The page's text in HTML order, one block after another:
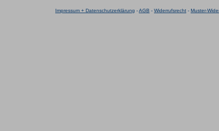
Impressum + Datenschutzerklärung -AGB - Widerrufsrecht - Muster-